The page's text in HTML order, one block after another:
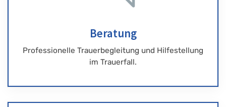
Beratung
Professionelle Trauerbegleitung und Hilfestellung
im Trauerfall.